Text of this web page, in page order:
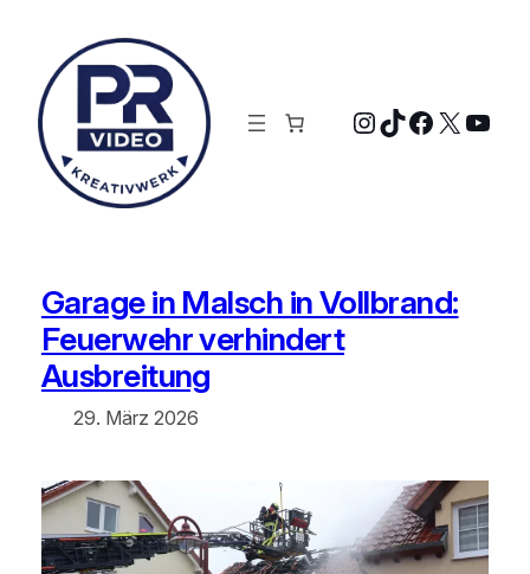
springen
Instagram
TikTok
X
Garage in Malsch in Vollbrand:
Feuerwehr verhindert
Ausbreitung
29. März 2026